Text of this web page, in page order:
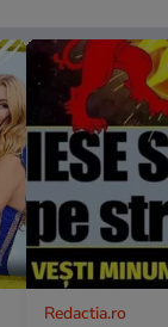
Redactia.ro